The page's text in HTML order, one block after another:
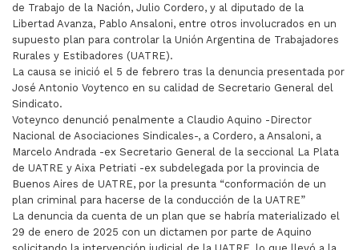
de Trabajo de la Nación, Julio Cordero, y al diputado de la
Libertad Avanza, Pablo Ansaloni, entre otros involucrados en un
supuesto plan para controlar la Unión Argentina de Trabajadores
Rurales y Estibadores (UATRE).
La causa se inició el 5 de febrero tras la denuncia presentada por
José Antonio Voytenco en su calidad de Secretario General del
Sindicato.
Voteynco denunció penalmente a Claudio Aquino -Director
Nacional de Asociaciones Sindicales-, a Cordero, a Ansaloni, a
Marcelo Andrada -ex Secretario General de la seccional La Plata
de UATRE y Aixa Petriati -ex subdelegada por la provincia de
Buenos Aires de UATRE, por la presunta “conformación de un
plan criminal para hacerse de la conducción de la UATRE”
La denuncia da cuenta de un plan que se habría materializado el
29 de enero de 2025 con un dictamen por parte de Aquino